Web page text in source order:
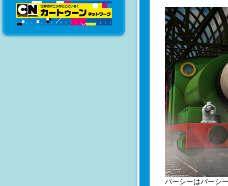
パーシーはパーシ